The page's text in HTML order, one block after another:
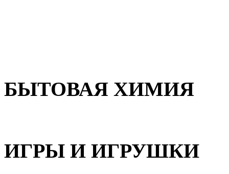
БЫТОВАЯ ХИМИЯ
ИГРЫ И ИГРУШКИ